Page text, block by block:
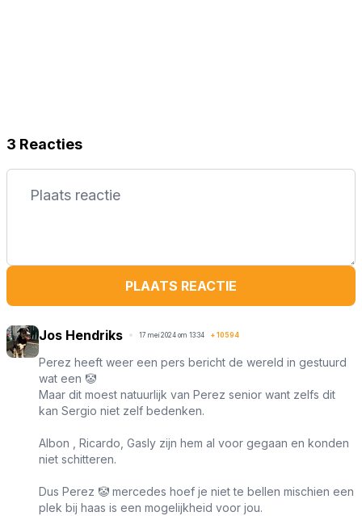
3 Reacties
PLAATS REACTIE
Jos Hendriks 17 mei 2024 om 13:34 + 10594
Perez heeft weer een pers bericht de wereld in gestuurd
wat een 🤡
Maar dit moest natuurlijk van Perez senior want zelfs dit
kan Sergio niet zelf bedenken.
Albon , Ricardo, Gasly zijn hem al voor gegaan en konden
niet schitteren.
Dus Perez 🤡 mercedes hoef je niet te bellen mischien een
plek bij haas is een mogelijkheid voor jou.